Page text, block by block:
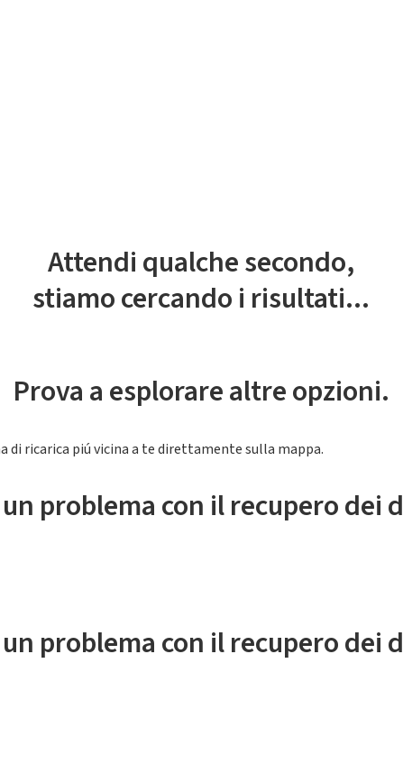
Attendi qualche secondo,
stiamo cercando i risultati...
Prova a esplorare altre opzioni.
ricarica piú vicina a te direttamente sulla mappa.
problema con il recupero dei
problema con il recupero dei